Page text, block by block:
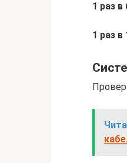
1 раз в
1 раз в